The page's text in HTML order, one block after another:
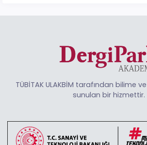
TÜBİTAK ULAKBİM tarafından bilime
sunulan bir hizmettir.